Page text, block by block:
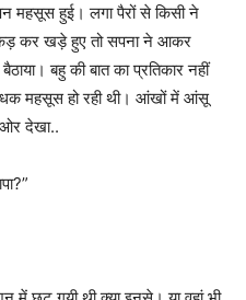
महसूस हुई। लगा पैरों से किसी ने
कर खड़े हुए तो सपना ने आकर
बहु की बात का प्रतिकार नहीं
महसूस हो रही थी। आंखों में आंसू
देखा..